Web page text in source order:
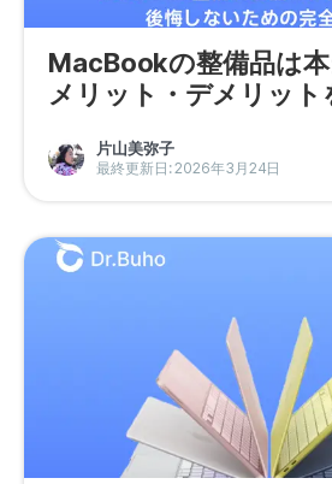
MacBookの整備品は本
メリット・デメリット
片山美弥子
最終更新日: 2026年3月24日